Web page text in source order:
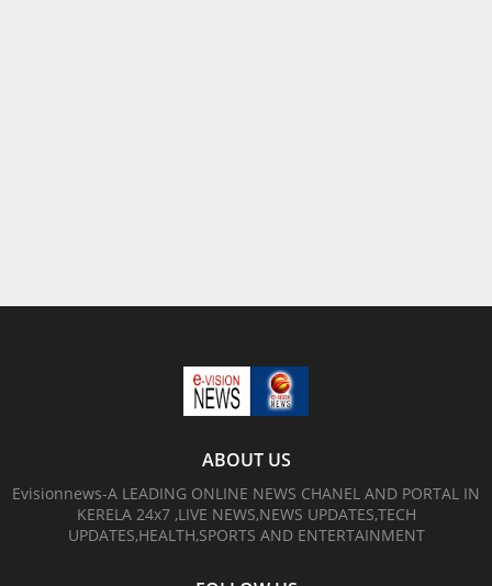
ABOUT US
Evisionnews-A LEADING ONLINE NEWS CHANEL AND PORTAL IN
KERELA 24x7 ,LIVE NEWS,NEWS UPDATES,TECH
UPDATES,HEALTH,SPORTS AND ENTERTAINMENT